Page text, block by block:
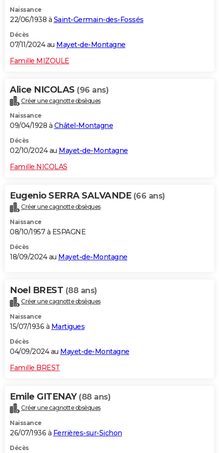
Naissance
22/06/1938 à Saint-Germain-des-Fossés
Décès
07/11/2024 au Mayet-de-Montagne
Famille MIZOULE
Alice NICOLAS (96 ans)
Créer une cagnotte obsèques
Naissance
09/04/1928 à Châtel-Montagne
Décès
02/10/2024 au Mayet-de-Montagne
Famille NICOLAS
Eugenio SERRA SALVANDE (66 ans)
Créer une cagnotte obsèques
Naissance
08/10/1957 à ESPAGNE
Décès
18/09/2024 au Mayet-de-Montagne
Noel BREST (88 ans)
Créer une cagnotte obsèques
Naissance
15/07/1936 à Martigues
Décès
04/09/2024 au Mayet-de-Montagne
Famille BREST
Emile GITENAY (88 ans)
Créer une cagnotte obsèques
Naissance
26/07/1936 à Ferrières-sur-Sichon
Décès